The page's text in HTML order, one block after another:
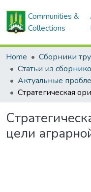
Communities &
Collections
Home
цели